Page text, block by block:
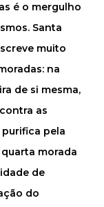
é o mergulho
Santa
muito
na
de si mesma,
as
pela
morada
de
do